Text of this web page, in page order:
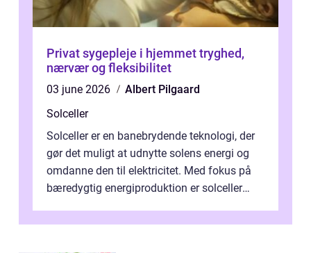
Privat sygepleje i hjemmet tryghed,
nærvær og fleksibilitet
03 june 2026
Albert Pilgaard
Solceller
Solceller er en banebrydende teknologi, der
gør det muligt at udnytte solens energi og
omdanne den til elektricitet. Med fokus på
bæredygtig energiproduktion er solceller